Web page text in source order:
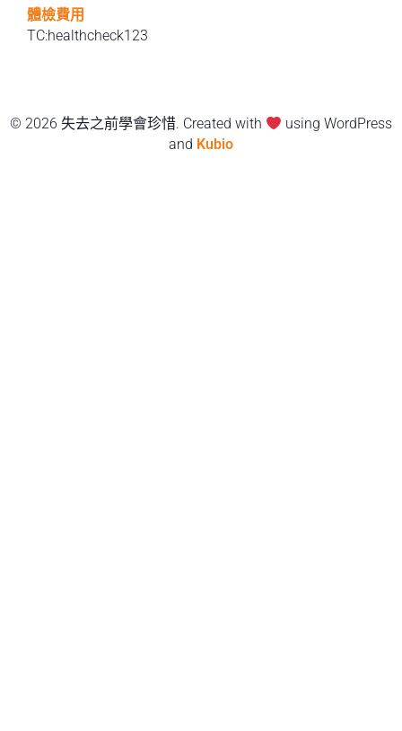
體檢費用
TC:healthcheck123
© 2026 失去之前學會珍惜. Created with
using WordPress
and Kubio